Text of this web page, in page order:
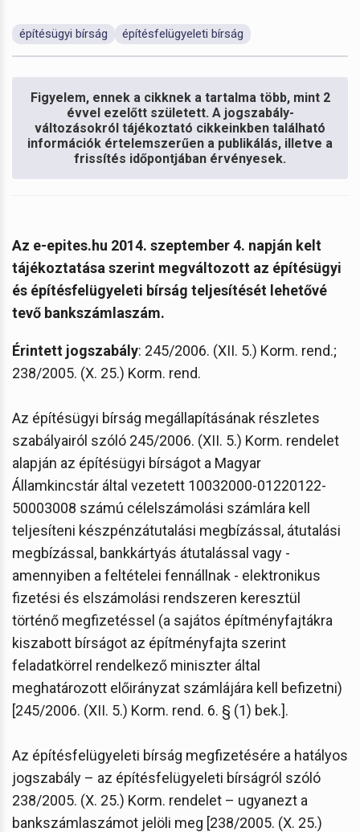
építésügyi bírság építésfelügyeleti bírság
Figyelem, ennek a cikknek a tartalma több, mint 2
évvel ezelőtt született. A jogszabály-
változásokról tájékoztató cikkeinkben található
információk értelemszerűen a publikálás, illetve a
frissítés időpontjában érvényesek.
Az e-epites.hu 2014. szeptember 4. napján kelt
tájékoztatása szerint megváltozott az építésügyi
és építésfelügyeleti bírság teljesítését lehetővé
tevő bankszámlaszám.
Érintett jogszabály: 245/2006. (XII. 5.) Korm. rend.;
238/2005. (X. 25.) Korm. rend.
Az építésügyi bírság megállapításának részletes
szabályairól szóló 245/2006. (XII. 5.) Korm. rendelet
alapján az építésügyi bírságot a Magyar
Államkincstár által vezetett 10032000-01220122-
50003008 számú célelszámolási számlára kell
teljesíteni készpénzátutalási megbízással, átutalási
megbízással, bankkártyás átutalással vagy -
amennyiben a feltételei fennállnak - elektronikus
fizetési és elszámolási rendszeren keresztül
történő megfizetéssel (a sajátos építményfajtákra
kiszabott bírságot az építményfajta szerint
feladatkörrel rendelkező miniszter által
meghatározott előirányzat számlájára kell befizetni)
[245/2006. (XII. 5.) Korm. rend. 6. § (1) bek.].
Az építésfelügyeleti bírság megfizetésére a hatályos
jogszabály – az építésfelügyeleti bírságról szóló
238/2005. (X. 25.) Korm. rendelet – ugyanezt a
bankszámlaszámot jelöli meg [238/2005. (X. 25.)